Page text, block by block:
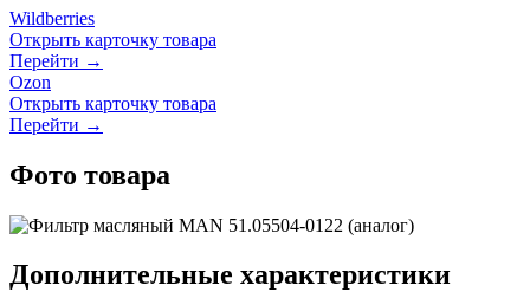
Wildberries
Открыть карточку товара
Перейти →
Ozon
Открыть карточку товара
Перейти →
Фото товара
Дополнительные характеристики